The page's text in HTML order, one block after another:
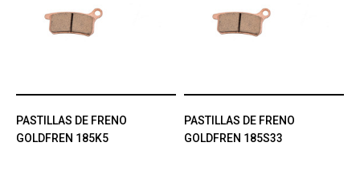
PASTILLAS DE FRENO
GOLDFREN 185K5
PASTILLAS DE FRENO
GOLDFREN 185S33